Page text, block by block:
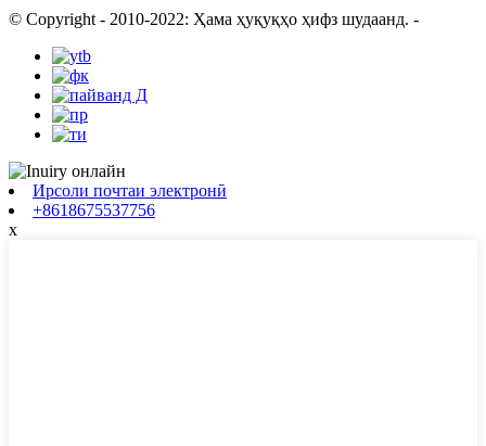
© Copyright - 2010-2022: Ҳама ҳуқуқҳо ҳифз шудаанд. -
Ирсоли почтаи электронӣ
+8618675537756
x